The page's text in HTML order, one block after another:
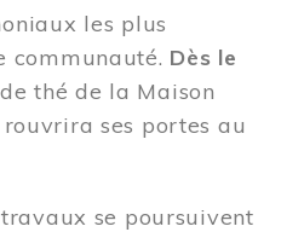
les plus
communauté. Dès le
thé de la Maison
ses portes au
se poursuivent